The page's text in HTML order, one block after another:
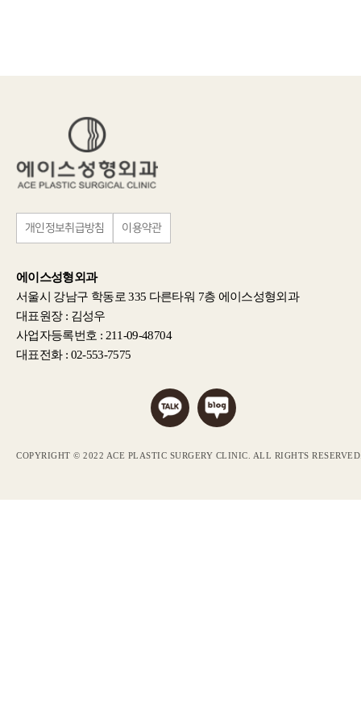
개인정보취급방침 이용약관
에이스성형외과
서울시 강남구 학동로 335 다른타워 7층 에이스성형외과
대표원장 : 김성우
사업자등록번호 : 211-09-48704
대표전화 : 02-553-7575
COPYRIGHT © 2022 ACE PLASTIC SURGERY CLINIC. ALL RIGHTS